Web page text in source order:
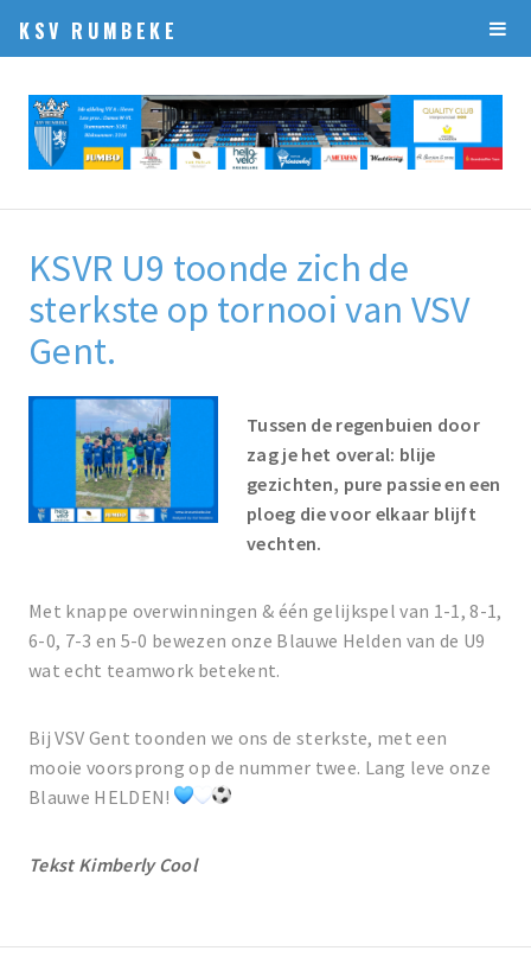
KSV RUMBEKE
KSVR U9 toonde zich de
sterkste op tornooi van VSV
Gent.
Tussen de regenbuien door
zag je het overal: blije
gezichten, pure passie en een
ploeg die voor elkaar blijft
vechten.
Met knappe overwinningen & één gelijkspel van 1-1, 8-1,
6-0, 7-3 en 5-0 bewezen onze Blauwe Helden van de U9
wat echt teamwork betekent.
Bij VSV Gent toonden we ons de sterkste, met een
mooie voorsprong op de nummer twee. Lang leve onze
Blauwe HELDEN!
Tekst Kimberly Cool